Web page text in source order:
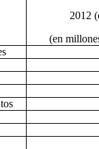
2012
(en